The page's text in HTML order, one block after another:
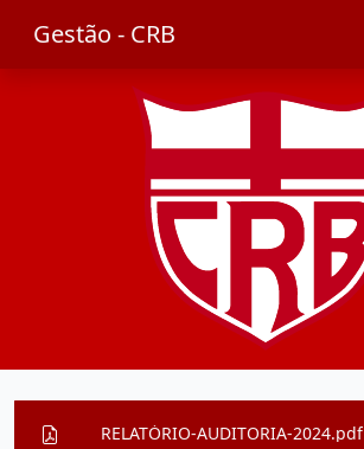
Gestão - CRB
RELATÓRIO-AUDITORIA-2024.pdf